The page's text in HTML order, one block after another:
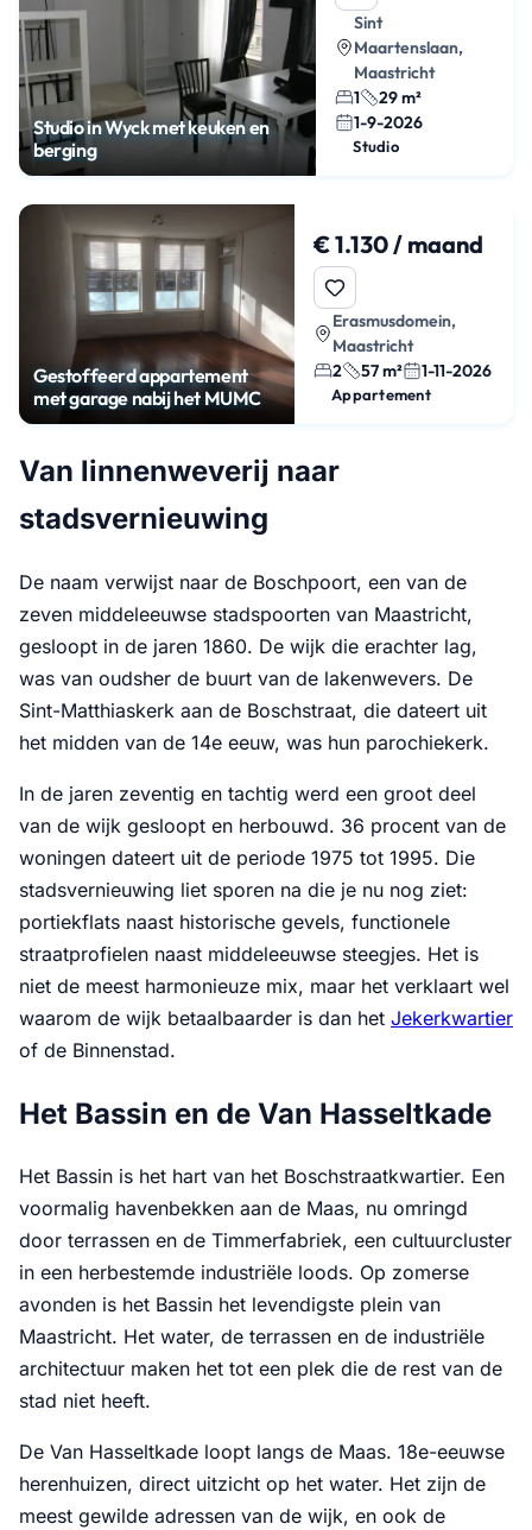
Studio in Wyck met keuken en
berging
Sint
Maartenslaan,
Maastricht
1
29 m²
1-9-2026
Studio
Gestoffeerd appartement
met garage nabij het MUMC
€ 1.130 / maand
Erasmusdomein,
Maastricht
2
57 m² 1-11-2026
Appartement
Van linnenweverij naar
stadsvernieuwing
De naam verwijst naar de Boschpoort, een van de
zeven middeleeuwse stadspoorten van Maastricht,
gesloopt in de jaren 1860. De wijk die erachter lag,
was van oudsher de buurt van de lakenwevers. De
Sint-Matthiaskerk aan de Boschstraat, die dateert uit
het midden van de 14e eeuw, was hun parochiekerk.
In de jaren zeventig en tachtig werd een groot deel
van de wijk gesloopt en herbouwd. 36 procent van de
woningen dateert uit de periode 1975 tot 1995. Die
stadsvernieuwing liet sporen na die je nu nog ziet:
portiekflats naast historische gevels, functionele
straatprofielen naast middeleeuwse steegjes. Het is
niet de meest harmonieuze mix, maar het verklaart wel
waarom de wijk betaalbaarder is dan het Jekerkwartier
of de Binnenstad.
Het Bassin en de Van Hasseltkade
Het Bassin is het hart van het Boschstraatkwartier. Een
voormalig havenbekken aan de Maas, nu omringd
door terrassen en de Timmerfabriek, een cultuurcluster
in een herbestemde industriële loods. Op zomerse
avonden is het Bassin het levendigste plein van
Maastricht. Het water, de terrassen en de industriële
architectuur maken het tot een plek die de rest van de
stad niet heeft.
De Van Hasseltkade loopt langs de Maas. 18e-eeuwse
herenhuizen, direct uitzicht op het water. Het zijn de
meest gewilde adressen van de wijk, en ook de